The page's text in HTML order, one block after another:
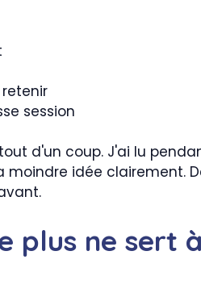
session
d'un coup. J'ai lu
idée clairement.
plus ne sert